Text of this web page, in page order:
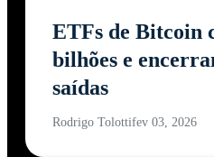
ETFs de Bitcoin
bilhões e
saídas
Rodrigo Tolottifev 03, 2026